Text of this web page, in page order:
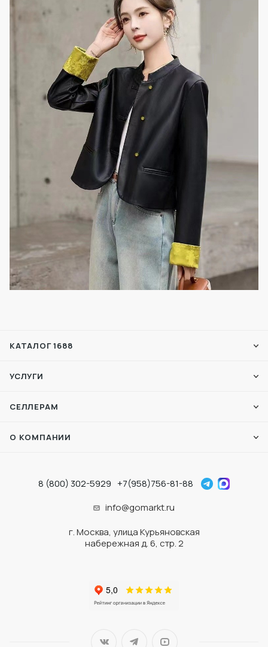
КАТАЛОГ 1688
УСЛУГИ
СЕЛЛЕРАМ
О КОМПАНИИ
8 (800) 302-5929 +7(958)756-81-88
info@gomarkt.ru
г. Москва, улица Курьяновская
набережная д. 6, стр. 2